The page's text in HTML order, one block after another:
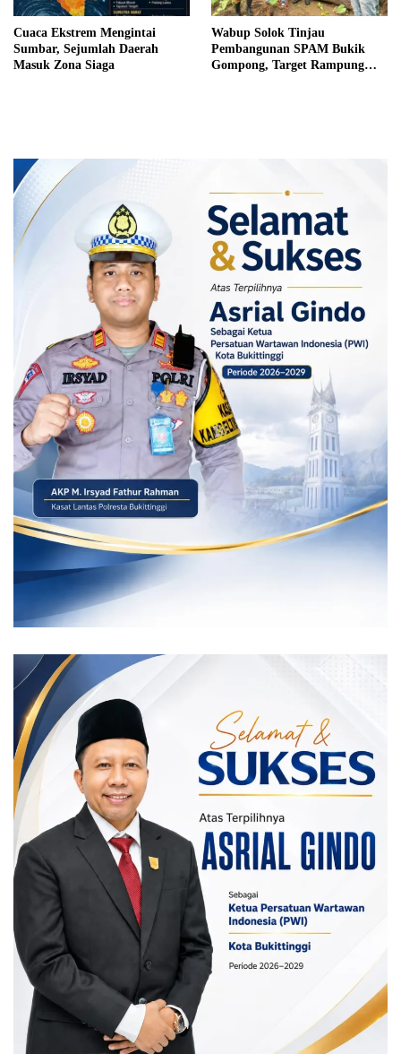
Cuaca Ekstrem Mengintai
Sumbar, Sejumlah Daerah
Masuk Zona Siaga
Wabup Solok Tinjau
Pembangunan SPAM Bukik
Gompong, Target Rampung